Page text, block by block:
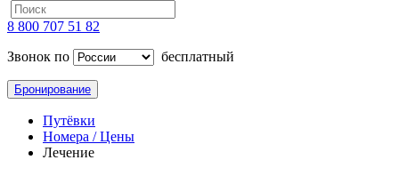
8 800 707 51 82
Звонок по
бесплатный
Бронирование
Путёвки
Номера / Цены
Лечение